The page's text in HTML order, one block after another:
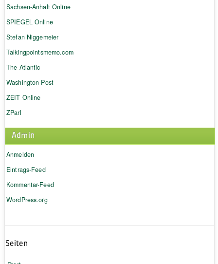
Sachsen-Anhalt Online
SPIEGEL Online
Stefan Niggemeier
Talkingpointsmemo.com
The Atlantic
Washington Post
ZEIT Online
ZParl
Admin
Anmelden
Eintrags-Feed
Kommentar-Feed
WordPress.org
Seiten